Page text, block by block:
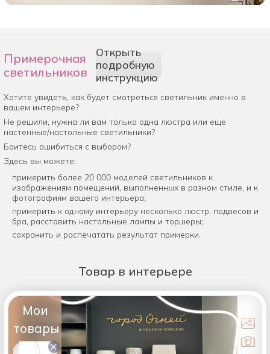
Примерочная
светильников
Открыть
подробную
инструкцию
Хотите увидеть, как будет смотреться светильник именно в
вашем интерьере?
Не решили, нужна ли вам только одна люстра или еще
настенные/настольные светильники?
Боитесь ошибиться с выбором?
Здесь вы можете:
примерить более 20 000 моделей светильников к
изображениям помещений, выполненных в разном стиле, и к
фотографиям вашего интерьера;
примерить к одному интерьеру несколько люстр, подвесов и
бра, расставить настольные лампы и торшеры;
сохранить и распечатать результат примерки.
Товар в интерьере
Мои
товары
×